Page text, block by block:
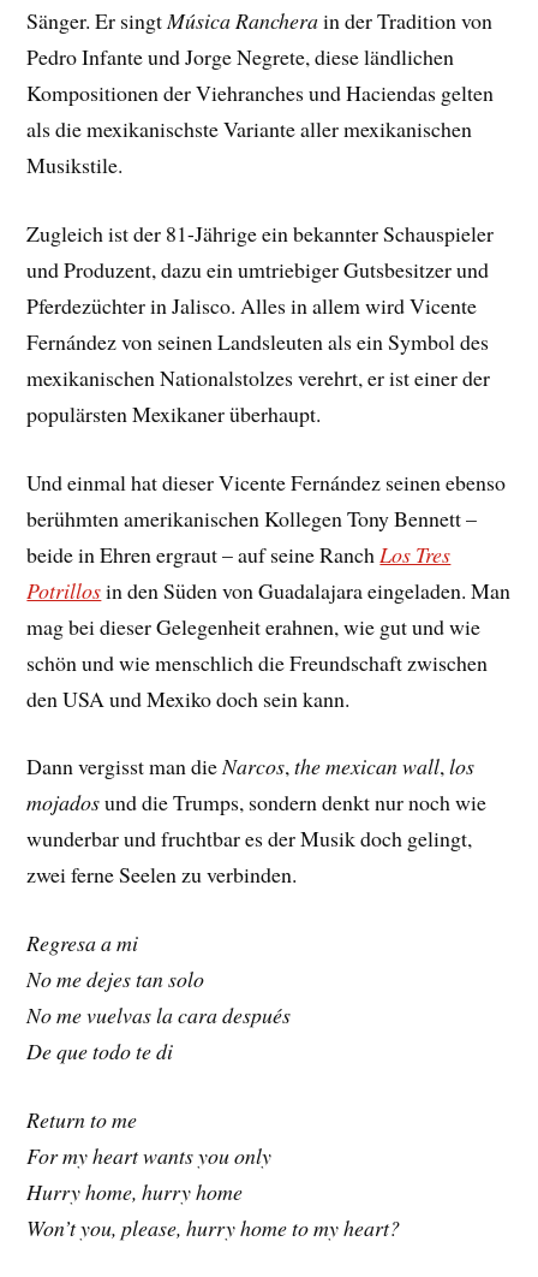
Sänger. Er singtMúsica Rancherain der Tradition von
Pedro Infante und Jorge Negrete, diese ländlichen
Kompositionen der Viehranches und Haciendas gelten
als die mexikanischste Variante aller mexikanischen
Musikstile.
Zugleich ist der 81-Jährige ein bekannter Schauspieler
und Produzent, dazu ein umtriebiger Gutsbesitzer und
Pferdezüchter in Jalisco. Alles in allem wird Vicente
Fernández von seinen Landsleuten als ein Symbol des
mexikanischen Nationalstolzes verehrt, er ist einer der
populärsten Mexikaner überhaupt.
Und einmal hat dieser Vicente Fernández seinen ebenso
berühmten amerikanischen Kollegen Tony Bennett –
beide in Ehren ergraut – auf seine Ranch Los Tres
Potrillosin den Süden von Guadalajara eingeladen. Man
mag bei dieser Gelegenheit erahnen, wie gut und wie
schön und wie menschlich die Freundschaft zwischen
den USA und Mexiko doch sein kann.
Dann vergisst man dieNarcos,the mexican wall,los
mojadosund die Trumps, sondern denkt nur noch wie
wunderbar und fruchtbar es der Musik doch gelingt,
zwei ferne Seelen zu verbinden.
Regresa a mi
No me dejes tan solo
No me vuelvas la cara después
De que todo te di
Return to me
For my heart wants you only
Hurry home, hurry home
Won’t you, please, hurry home to my heart?